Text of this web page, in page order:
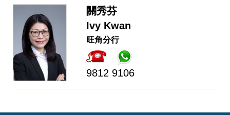
關秀芬
Ivy Kwan
旺角分行
9812 9106